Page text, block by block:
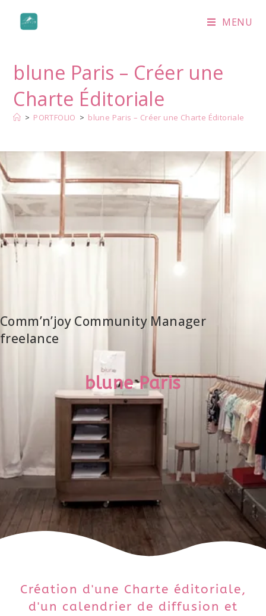
MENU
blune Paris – Créer une
Charte Éditoriale
> PORTFOLIO > blune Paris – Créer une Charte Éditoriale
Comm’n’joy Community Manager
freelance
blune Paris
Création d'une Charte éditoriale,
d'un calendrier de diffusion et